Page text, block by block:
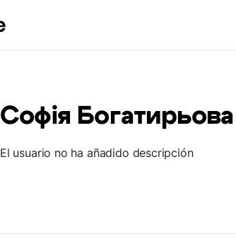
Софія Богатирьова
El usuario no ha añadido descripción